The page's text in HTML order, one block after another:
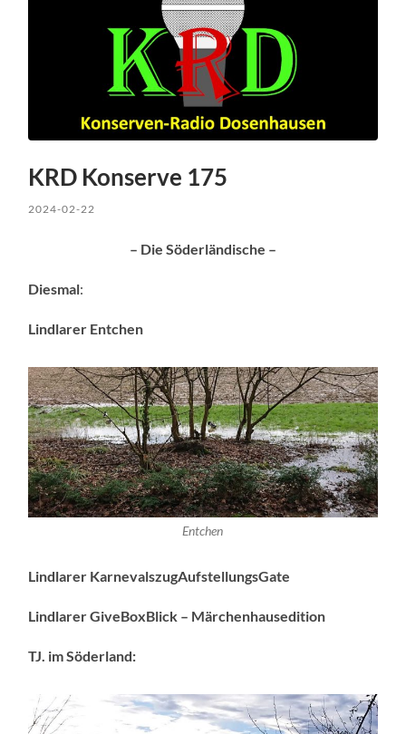
KRD Konserve 175
2024-02-22
– Die Söderländische –
Diesmal:
Lindlarer Entchen
Entchen
Lindlarer KarnevalszugAufstellungsGate
Lindlarer GiveBoxBlick – Märchenhausedition
TJ. im Söderland: